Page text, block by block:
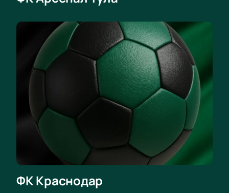
Чтобы побывать на стадионе “Арсенал” в Туле и
поболеть за любимых футболистов, оформите
простой заказ, указав место на схеме трибун и
подходящий метод оплаты. Официальные билеты
на "Арсенал" – "Краснодар" оплачиваются онлайн
картой или наличными при получении доставки.
При оплате онлайн они приходят на e-mail.
Мы предлагаем только оригинальные билеты на
футбольные матчи, обеспечиваем качественный
сервис, быструю обработку заявок клиентов.
Вместе с друзьями и другими болельщиками на
трибунах насладитесь спортивным сражением в
Туле. "Арсенал" и "Краснодар" сразятся за важные
очки и будут играть на пределе возможностей.
ФК Краснодар